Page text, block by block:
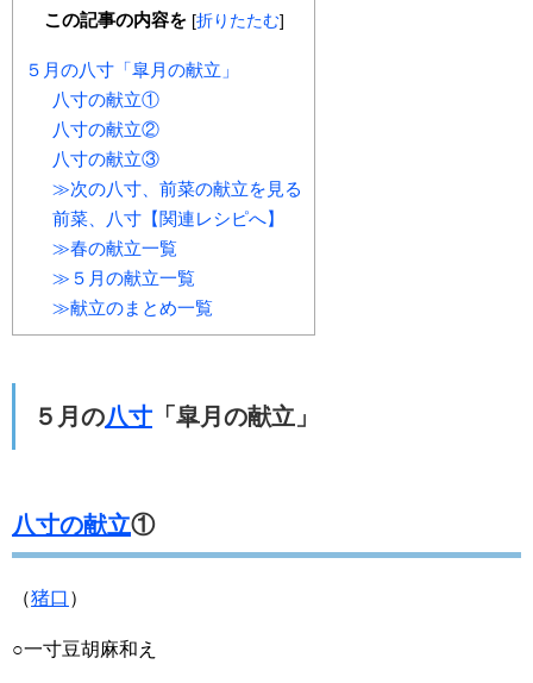
この記事の内容を [折りたたむ]
５月の八寸「皐月の献立」
八寸の献立①
八寸の献立②
八寸の献立③
≫次の八寸、前菜の献立を見る
前菜、八寸【関連レシピへ】
≫春の献立一覧
≫５月の献立一覧
≫献立のまとめ一覧
５月の八寸 「皐月の献立」
八寸の献立①
（猪口 ）
○一寸豆胡麻和え